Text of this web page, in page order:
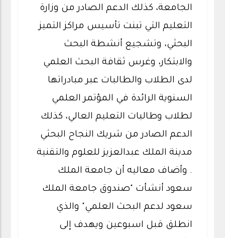
الجامعة، كذلك الدعم الصادر من وزارة
التعليم التي تبنت تأسيس مراكز التميز
البحثي، وتشجيع أنشطة البحث
والابتكار، وغرس ثقافة البحث العلمي
لدى الطلاب والطالبات عبر مبادراتها
السنوية الرائدة في المؤتمر العلمي
لطلاب وطالبات التعليم العالي، كذلك
الدعم الصادر من شريك النجاح البحثي
مدينة الملك عبدالعزيز للعلوم والتقنية
. وأضاف معاليه أن جامعة الملك
سعود أنشأت "صندوق جامعة الملك
سعود لدعم البحث العلمي" والذي
انطلق قبل اسبوعين ويهدف إلى